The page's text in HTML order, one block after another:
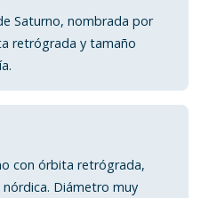
Saturno, nombrada por
retrógrada y tamaño
con órbita retrógrada,
Diámetro muy